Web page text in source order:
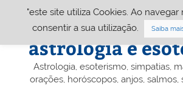
Portal A&E –
astrologia e
Astrologia, esoterismo, simpatias,
orações, horóscopos, anjos, salmos,
"este site utiliza Cookies. Ao navegar
consentir a sua utilização.
Saiba